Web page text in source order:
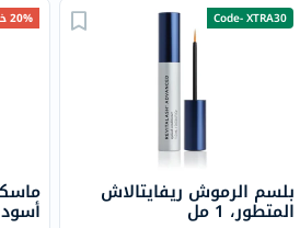
Code- XTRA30
بلسم الرموش ريفايتالاش
المتطور، 1 مل
20% خصم
أسود